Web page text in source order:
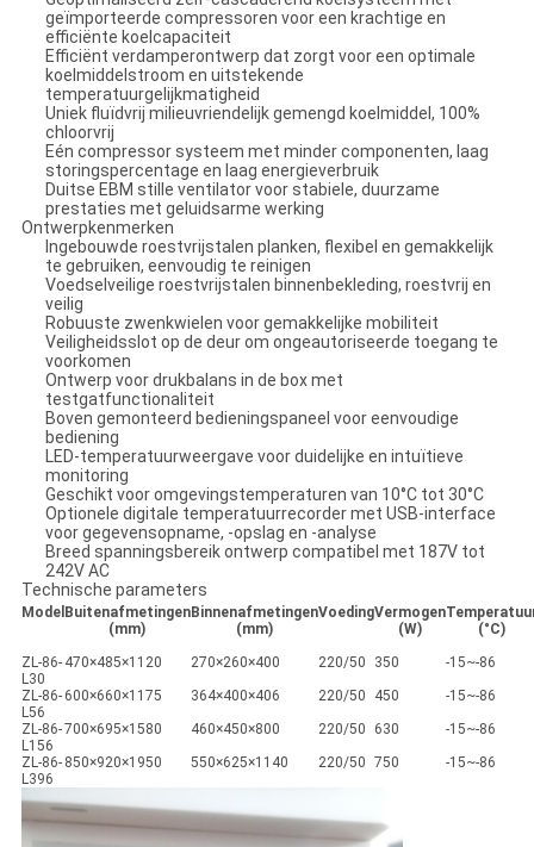
geïmporteerde compressoren voor een krachtige en
efficiënte koelcapaciteit
Efficiënt verdamperontwerp dat zorgt voor een optimale
koelmiddelstroom en uitstekende
temperatuurgelijkmatigheid
Uniek fluïdvrij milieuvriendelijk gemengd koelmiddel, 100%
chloorvrij
Eén compressor systeem met minder componenten, laag
storingspercentage en laag energieverbruik
Duitse EBM stille ventilator voor stabiele, duurzame
prestaties met geluidsarme werking
Ontwerpkenmerken
Ingebouwde roestvrijstalen planken, flexibel en gemakkelijk
te gebruiken, eenvoudig te reinigen
Voedselveilige roestvrijstalen binnenbekleding, roestvrij en
veilig
Robuuste zwenkwielen voor gemakkelijke mobiliteit
Veiligheidsslot op de deur om ongeautoriseerde toegang te
voorkomen
Ontwerp voor drukbalans in de box met
testgatfunctionaliteit
Boven gemonteerd bedieningspaneel voor eenvoudige
bediening
LED-temperatuurweergave voor duidelijke en intuïtieve
monitoring
Geschikt voor omgevingstemperaturen van 10°C tot 30°C
Optionele digitale temperatuurrecorder met USB-interface
voor gegevensopname, -opslag en -analyse
Breed spanningsbereik ontwerp compatibel met 187V tot
242V AC
Technische parameters
Model Buitenafmetingen
(mm)
Binnenafmetingen
(mm)
VoedingVermogen
(W)
(°C)
ZL-86-
L30
470×485×1120 270×260×400 220/50 350
-15~-86
ZL-86-
L56
600×660×1175 364×400×406 220/50 450
-15~-86
ZL-86-
L156
700×695×1580 460×450×800 220/50 630
-15~-86
ZL-86-
L396
850×920×1950 550×625×1140 220/50 750 -15~-86